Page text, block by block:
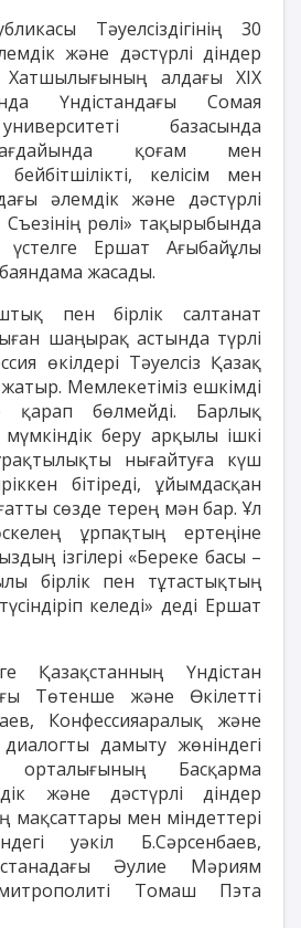
Тәуелсіздігінің 30
және дәстүрлі діндер
Хатшылығының алдағы ХІХ
Үндістандағы Сомая
базасында
қоғам мен
келісім мен
әлемдік және дәстүрлі
рөлі» тақырыбында
үстелге Ершат Ағыбайұлы
жасады.
пен бірлік салтанат
шаңырақ астында түрлі
өкілдері Тәуелсіз Қазақ
жатыр. Мемлекетіміз ешкімді
қарап бөлмейді. Барлық
беру арқылы ішкі
нығайтуға күш
бітіреді, ұйымдасқан
сөзде терең мән бар. Ұл
ұрпақтың ертеңіне
ізгілері «Береке басы –
бірлік пен тұтастықтың
келеді» деді Ершат
Қазақстанның Үндістан
Төтенше және Өкілетті
Конфессияаралық және
дамыту жөніндегі
орталығының Басқарма
және дәстүрлі діндер
мақсаттары мен міндеттері
уәкіл Б.Сәрсенбаев,
Әулие Мәриям
Томаш Пэта